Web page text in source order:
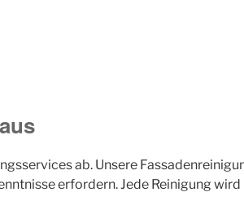
ab. Unsere
erfordern. Jede Reinigung